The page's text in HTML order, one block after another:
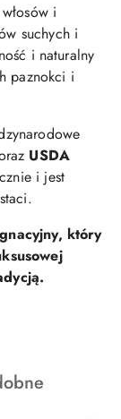
i
suchych i
i naturalny
paznokci i
USDA
i jest
który